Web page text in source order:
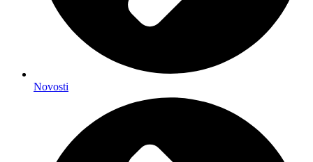
Novosti